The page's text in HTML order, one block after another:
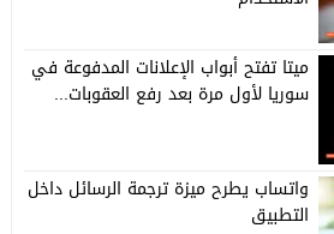
ميتا تفتح أبواب الإعلانات المدفوعة في
سوريا لأول مرة بعد رفع العقوبات...
واتساب يطرح ميزة ترجمة الرسائل داخل
التطبيق